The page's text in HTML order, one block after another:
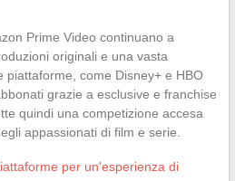
Prime Video continuano a
originali e una vasta
piattaforme, come Disney+ e HBO
grazie a esclusive e franchise
quindi una competizione accesa
appassionati di film e serie.
per un'esperienza di